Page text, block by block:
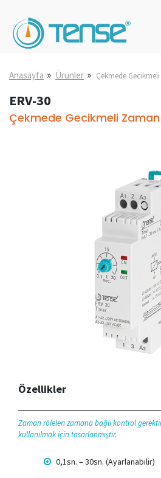
Anasayfa » Ürünler » Çekmede
ERV-30
Çekmede Gecikmeli Zaman
Özellikler
Zaman röleleri zamana bağlı kontrol
kullanılmak için tasarlanmıştır.
0,1sn. – 30sn. (Ayarlanabilir)